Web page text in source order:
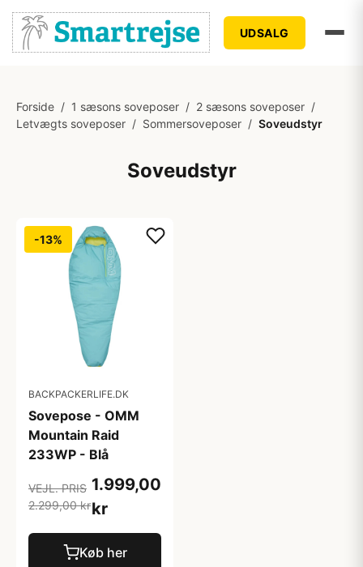
UDSALG
Forside / 1 sæsons soveposer / 2 sæsons soveposer /
Letvægts soveposer / Sommersoveposer / Soveudstyr
Soveudstyr
-13%
BACKPACKERLIFE.DK
Sovepose - OMM
Mountain Raid
233WP - Blå
VEJL. PRIS
2.299,00 kr
1.999,00
kr
Køb her